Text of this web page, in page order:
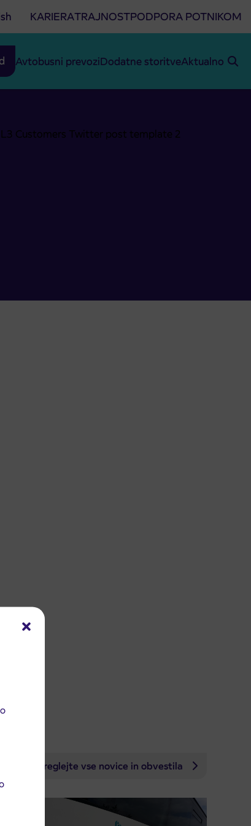
KARIERATRAJNOSTPODPORA POTNIKOM
Avtobusni prevoziDodatne storitveAktualno
Preglejte vse novice in obvestila